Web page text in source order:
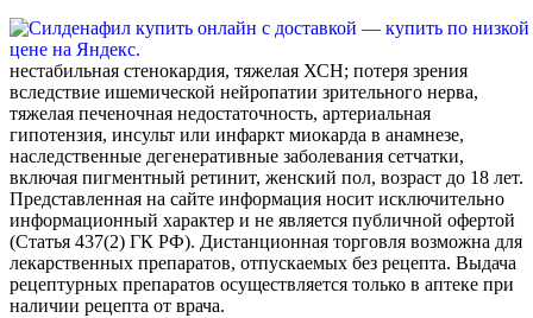
нестабильная стенокардия, тяжелая ХСН; потеря зрения
вследствие ишемической нейропатии зрительного нерва,
тяжелая печеночная недостаточность, артериальная
гипотензия, инсульт или инфаркт миокарда в анамнезе,
наследственные дегенеративные заболевания сетчатки,
включая пигментный ретинит, женский пол, возраст до 18 лет.
Представленная на сайте информация носит исключительно
информационный характер и не является публичной офертой
(Статья 437(2) ГК РФ). Дистанционная торговля возможна для
лекарственных препаратов, отпускаемых без рецепта. Выдача
рецептурных препаратов осуществляется только в аптеке при
наличии рецепта от врача.